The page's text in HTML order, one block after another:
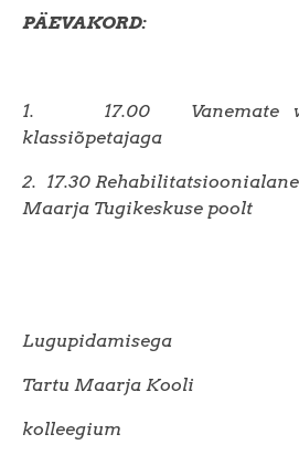
PÄEVAKORD:
1. 17.00 Vanemate
klassiõpetajaga
2. 17.30
Maarja Tugikeskuse poolt
Lugupidamisega
Tartu Maarja Kooli
kolleegium